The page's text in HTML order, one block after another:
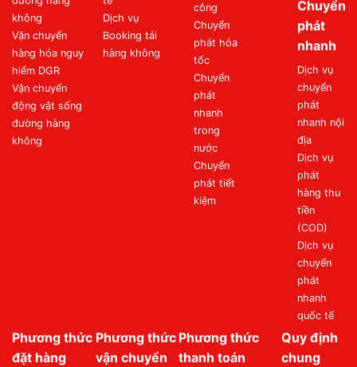
không
Vận chuyển
hàng hóa nguy
hiểm DGR
Vận chuyển
động vật sống
đường hàng
không
Dịch vụ
Booking tải
hàng không
công
Chuyển
phát hỏa
tốc
Chuyển
phát
nhanh
trong
nước
Chuyển
phát tiết
kiệm
Chuyển
phát
nhanh
Dịch vụ
chuyển
phát
nhanh nội
địa
Dịch vụ
phát
hàng thu
tiền
(COD)
Dịch vụ
chuyển
phát
nhanh
quốc tế
Phương thức
đặt hàng
Phương thức
vận chuyển
Phương thức
thanh toán
Quy định
chung